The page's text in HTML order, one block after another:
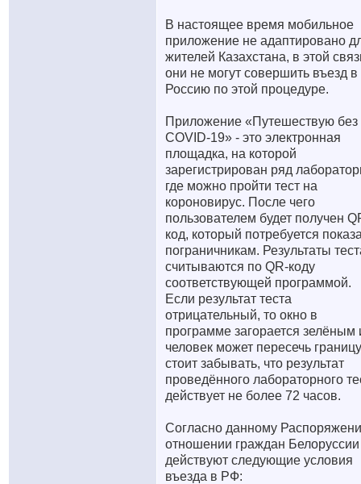
В настоящее время мобильное
приложение не адаптировано
жителей Казахстана, в этой
они не могут совершить въезд в
Россию по этой процедуре.
Приложение «Путешествую без
COVID-19» - это электронная
площадка, на которой
зарегистрирован ряд
где можно пройти тест на
короновирус. После чего
пользователем будет получен
код, который потребуется
пограничникам. Результаты
считываются по QR-коду
соответствующей программой.
Если результат теста
отрицательный, то окно в
программе загорается зелёным
человек может пересечь
стоит забывать, что результат
проведённого лабораторного
действует не более 72 часов.
Согласно данному
отношении граждан Белоруссии
действуют следующие условия
въезда в РФ: